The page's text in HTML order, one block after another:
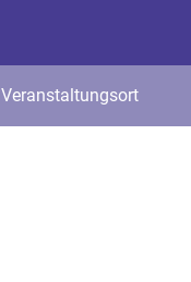
Veranstaltungsort